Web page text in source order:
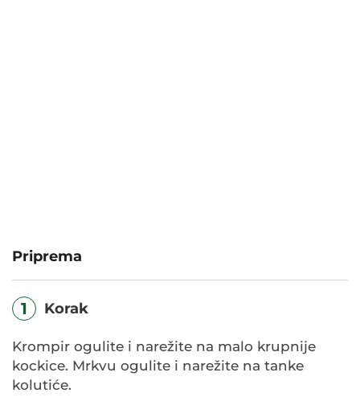
Priprema
1 Korak
Krompir ogulite i narežite na malo krupnije
kockice. Mrkvu ogulite i narežite na tanke
kolutiće.